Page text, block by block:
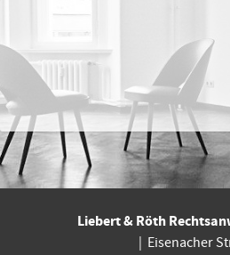
Liebert & Röth
Eisenacher